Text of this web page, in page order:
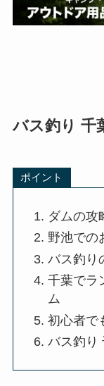
バス釣り 千
ポイント
ダムの攻
野池での
バス釣り
千葉でラ
ム
初心者で
バス釣り